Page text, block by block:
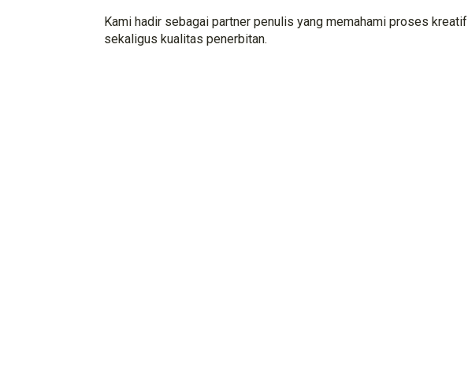
Kami hadir sebagai partner penulis yang memahami proses kreatif
sekaligus kualitas penerbitan.